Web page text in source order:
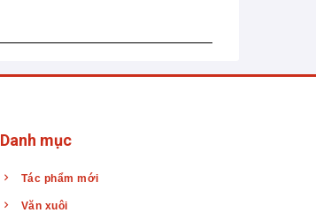
Danh mục
Tác phẩm mới
Văn xuôi